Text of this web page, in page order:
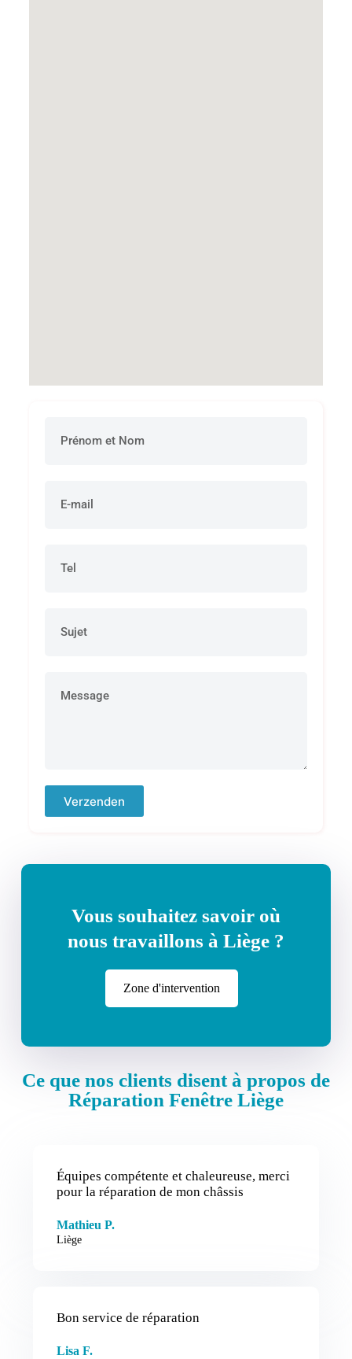
Verzenden
Vous souhaitez savoir où
nous travaillons à Liège ?
Zone d'intervention
Ce que nos clients disent à propos de
Réparation Fenêtre Liège
Équipes compétente et chaleureuse, merci
pour la réparation de mon châssis
Mathieu P.
Liège
Bon service de réparation
Lisa F.